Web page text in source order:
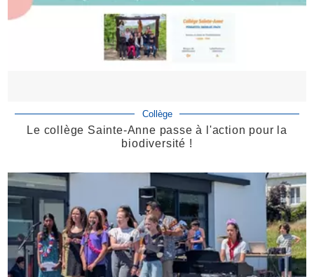
Collège
Le collège Sainte-Anne passe à l'action pour la
biodiversité !